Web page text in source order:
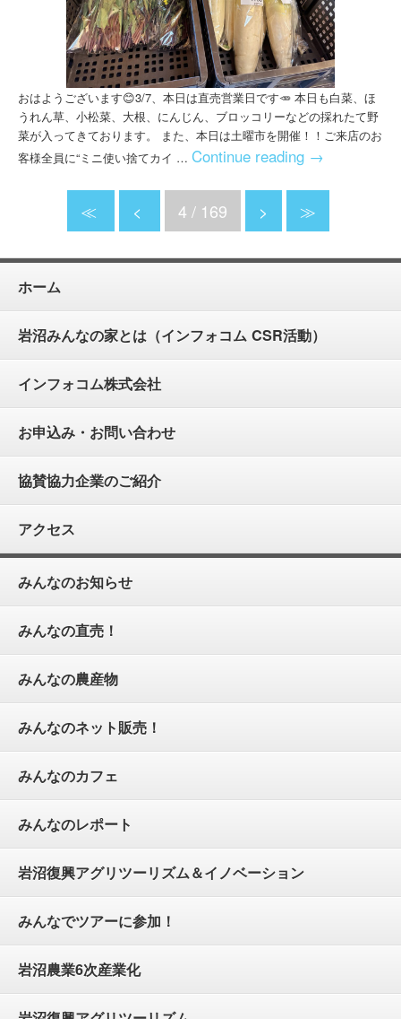
おはようございます😊3/7、本日は直売営業日です🥕 本日も白菜、ほ
うれん草、小松菜、大根、にんじん、ブロッコリーなどの採れたて野
菜が入ってきております。 また、本日は土曜市を開催！！ご来店のお
客様全員に“ミニ使い捨てカイ … Continue reading →
≪ < 4 / 169 > ≫
ホーム
岩沼みんなの家とは（インフォコム CSR活動）
インフォコム株式会社
お申込み・お問い合わせ
協賛協力企業のご紹介
アクセス
みんなのお知らせ
みんなの直売！
みんなの農産物
みんなのネット販売！
みんなのカフェ
みんなのレポート
岩沼復興アグリツーリズム＆イノベーション
みんなでツアーに参加！
岩沼農業6次産業化